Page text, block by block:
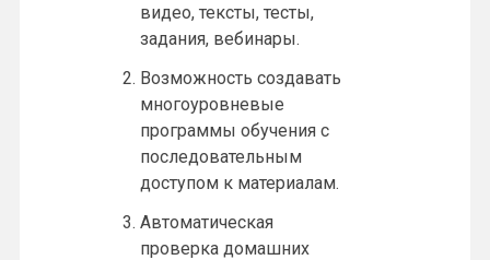
видео, тексты, тесты,
задания, вебинары.
Возможность создавать
многоуровневые
программы обучения с
последовательным
доступом к материалам.
Автоматическая
проверка домашних